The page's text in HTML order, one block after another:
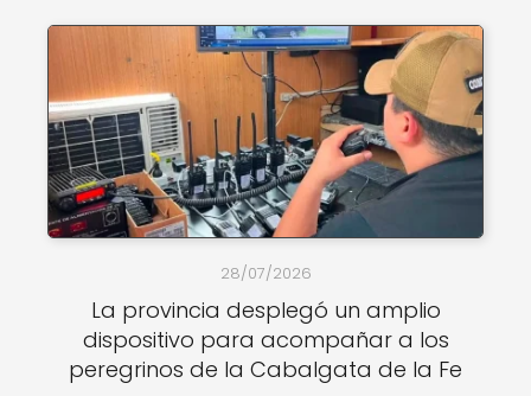
28/07/2026
La provincia desplegó un amplio
dispositivo para acompañar a los
peregrinos de la Cabalgata de la Fe